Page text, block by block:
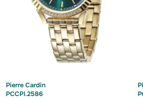
Pierre Cardin
PCCPI.2586